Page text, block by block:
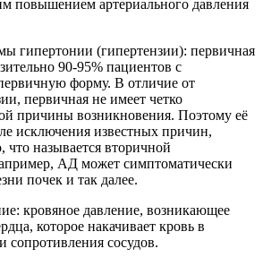
повышением артериального давления
гипертонии (гипертензии): первичная
90-95% пациентов с
форму. В отличие от
первичная не имеет четко
причины возникновения. Поэтому её
исключения известных причин,
называется вторичной
АД может симптоматически
почек и так далее.
кровяное давление, возникающее
которое накачивает кровь в
сопротивления сосудов.